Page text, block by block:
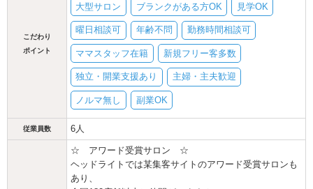
こだわり
ポイント
大型サロン ブランクがある方OK 見学OK
曜日相談可 年齢不問 勤務時間相談可
ママスタッフ在籍 新規フリー客多数
独立・開業支援あり 主婦・主夫歓迎
ノルマ無し 副業OK
従業員数 6人
☆ アワード受賞サロン ☆
ヘッドライトでは某集客サイトのアワード受賞サロンも
あり、